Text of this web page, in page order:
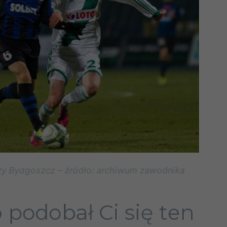
Bydgoszcz – źródło: archiwum zawodnika
Ci się ten